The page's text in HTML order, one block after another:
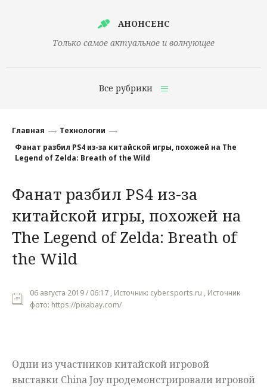
АНОНСЕНС
Только самое актуальное и волнующее
Все рубрики
Финансы
Наука
Культура
Общество
Политика
Происшествия
Главная
Технологии
Фанат разбил PS4 из-за китайской игры, похожей на The
Legend of Zelda: Breath of the Wild
Фанат разбил PS4 из-за
китайской игры, похожей на
The Legend of Zelda: Breath of
the Wild
06 августа 2019 / 06:17 , Источник: cyber.sports.ru , Источник
фото: https://pixabay.com/
Одни из участников китайской игровой
выставки China Joy продемонстрировали игровой